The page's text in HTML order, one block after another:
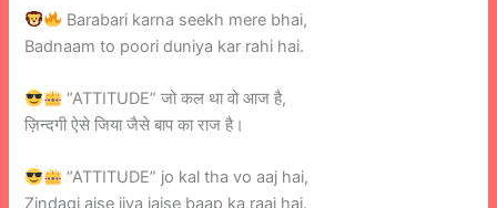
Barabari karna seekh mere bhai,
Badnaam to poori duniya kar rahi hai.
“ATTITUDE” जो कल था वो आज है,
ज़िन्दगी ऐसे जिया जैसे बाप का राज है।
“ATTITUDE” jo kal tha vo aaj hai,